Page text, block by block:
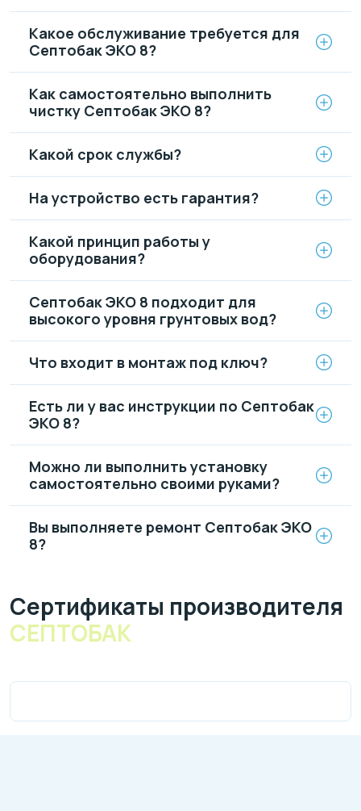
Какое обслуживание требуется для
Септобак ЭКО 8?
Как самостоятельно выполнить
чистку Септобак ЭКО 8?
Какой срок службы?
На устройство есть гарантия?
Какой принцип работы у
оборудования?
Септобак ЭКО 8 подходит для
высокого уровня грунтовых вод?
Что входит в монтаж под ключ?
Есть ли у вас инструкции по Септобак
ЭКО 8?
Можно ли выполнить установку
самостоятельно своими руками?
Вы выполняете ремонт Септобак ЭКО
8?
Cертификаты производителя
СЕПТОБАК